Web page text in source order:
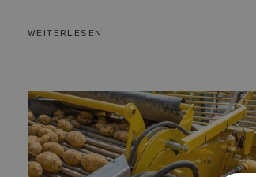
WEITERLESEN